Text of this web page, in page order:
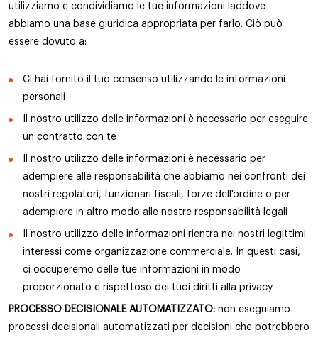
utilizziamo e condividiamo le tue informazioni laddove
abbiamo una base giuridica appropriata per farlo. Ciò può
essere dovuto a:
Ci hai fornito il tuo consenso utilizzando le informazioni
personali
Il nostro utilizzo delle informazioni è necessario per eseguire
un contratto con te
Il nostro utilizzo delle informazioni è necessario per
adempiere alle responsabilità che abbiamo nei confronti dei
nostri regolatori, funzionari fiscali, forze dell'ordine o per
adempiere in altro modo alle nostre responsabilità legali
Il nostro utilizzo delle informazioni rientra nei nostri legittimi
interessi come organizzazione commerciale. In questi casi,
ci occuperemo delle tue informazioni in modo
proporzionato e rispettoso dei tuoi diritti alla privacy.
PROCESSO DECISIONALE AUTOMATIZZATO: non eseguiamo
processi decisionali automatizzati per decisioni che potrebbero